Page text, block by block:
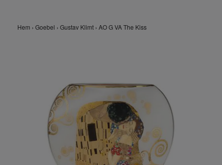
Hem › Goebel › Gustav Klimt › AO G VA The Kiss